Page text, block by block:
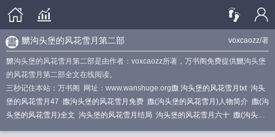
voxcaozz/著
嬲沟头堡的风花雪月第二部
嬲沟头堡的风花雪月第二部是由作者：voxcaozz所著，万书阁免费提供嬲沟头堡
的风花雪月第二部全文在线阅读。
三秒记住本站：万书阁 网址：www.wanshuge.org嫐 沟头堡的风花雪月txt 沟头
堡的风花雪月47 嫐沟头堡的风花雪月免费 嫐(沟头堡的风花雪月)人物简介 嫐(沟
头堡的风花雪月)全文 沟头堡的风花雪月结局 沟头堡的风花雪月六十 嫐(沟头堡